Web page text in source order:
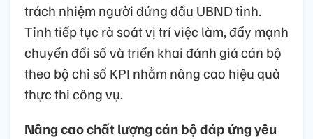
trách nhiệm người đứng đầu UBND tỉnh.
Tỉnh tiếp tục rà soát vị trí việc làm, đẩy mạnh
chuyển đổi số và triển khai đánh giá cán bộ
theo bộ chỉ số KPI nhằm nâng cao hiệu quả
thực thi công vụ.
Nâng cao chất lượng cán bộ đáp ứng yêu